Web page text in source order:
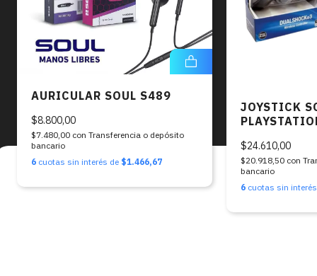
AURICULAR SOUL S489
$8.800,00
$7.480,00 con Transferencia o depósito
bancario
6 cuotas sin interés de $1.466,67
JOYSTICK
$24.610,00
$20.918,50 con
bancario
6 cuotas sin